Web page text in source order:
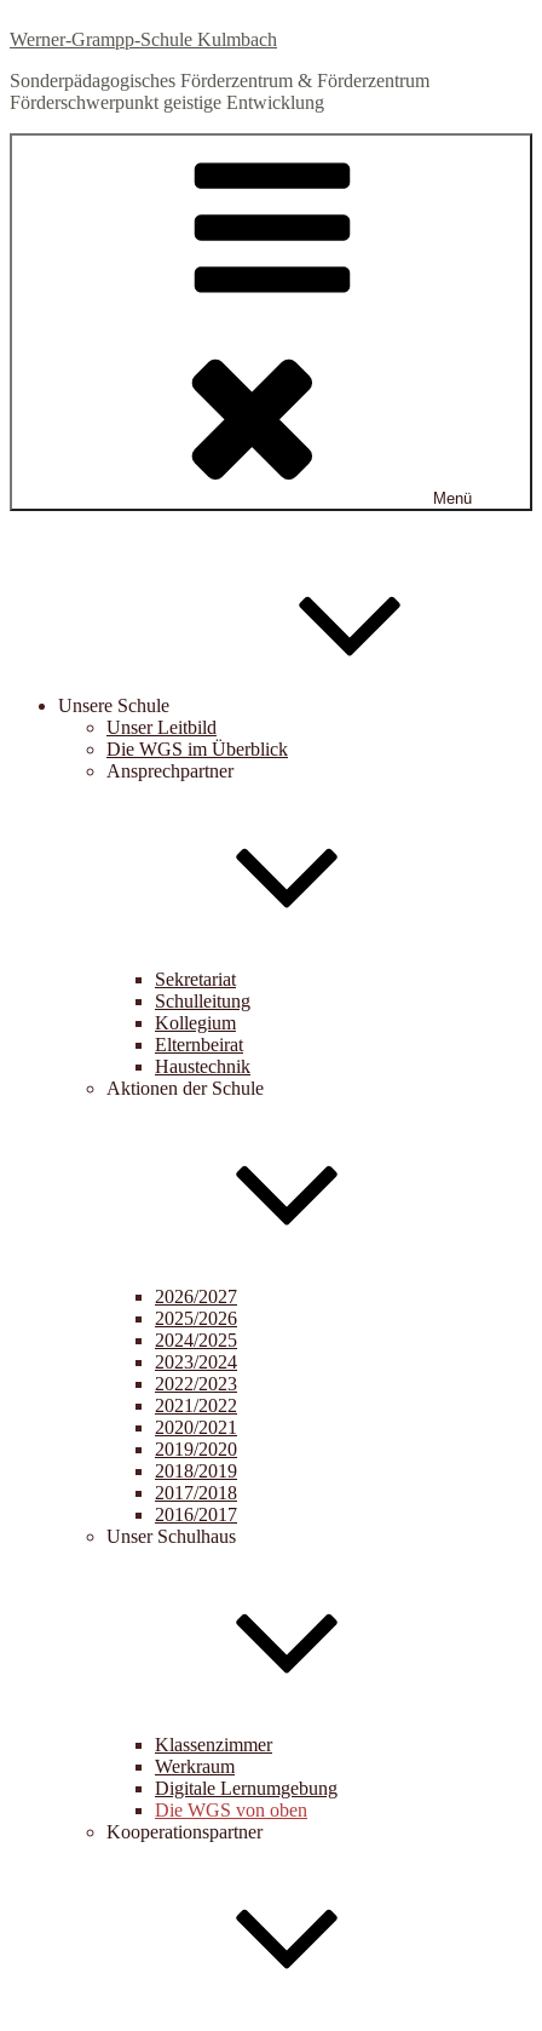
Inhalt
Werner-Grampp-Schule Kulmbach
Sonderpädagogisches Förderzentrum & Förderzentrum
Förderschwerpunkt geistige Entwicklung
Menü
Unsere Schule
Unser Leitbild
Die WGS im Überblick
Ansprechpartner
Sekretariat
Schulleitung
Kollegium
Elternbeirat
Haustechnik
Aktionen der Schule
2026/2027
2025/2026
2024/2025
2023/2024
2022/2023
2021/2022
2020/2021
2019/2020
2018/2019
2017/2018
2016/2017
Unser Schulhaus
Klassenzimmer
Werkraum
Digitale Lernumgebung
Die WGS von oben
Kooperationspartner